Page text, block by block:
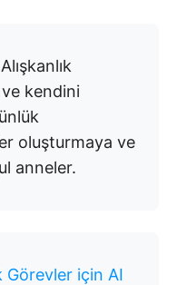
Alışkanlık
kendini
oluşturmaya ve
anneler.
Görevler için AI